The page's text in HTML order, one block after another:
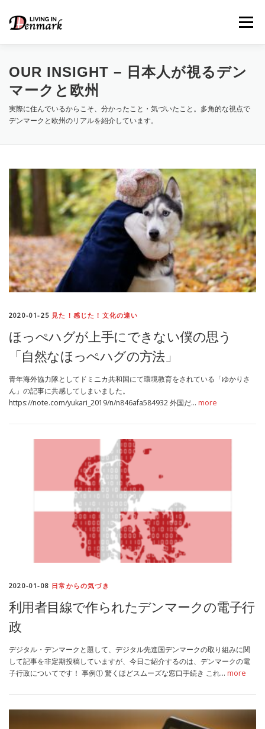
メニュー
LIFE TIPS– 生活便利帳
WORK– デンマークの働き方
OUR INSIGHT– 日本人の考察
MEDIA– メディア掲載 TRAVEL– 旅行
EVERYDAY– 日常ブログ
ABOUT US - サイトについて
OUR INSIGHT – 日本人が視るデン
マークと欧州
実際に住んでいるからこそ、分かったこと・気づいたこと。多角的な視点で
デンマークと欧州のリアルを紹介しています。
2020-01-25 見た！感じた！文化の違い
ほっぺハグが上手にできない僕の思う
「自然なほっぺハグの方法」
青年海外協力隊としてドミニカ共和国にて環境教育をされている「ゆかりさ
ん」の記事に共感してしまいました。
https://note.com/yukari_2019/n/n846afa584932 外国だ… more
2020-01-08 日常からの気づき
利用者目線で作られたデンマークの電子行
政
デジタル・デンマークと題して、デジタル先進国デンマークの取り組みに関
して記事を非定期投稿していますが、今日ご紹介するのは、デンマークの電
子行政についてです！ 事例① 驚くほどスムーズな窓口手続き これ… more